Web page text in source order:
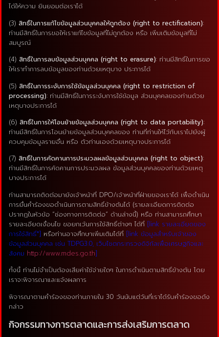
ได้ให้ความ ยินยอมต่อเราได้
(3) สิทธิ์ในการแก้ไขข้อมูลส่วนบุคคลให้ถูกต้อง (right to rectification):
ท่านมีสิทธิ์ในการขอให้เราแก้ไขข้อมูลที่ไม่ถูกต้อง หรือ เพิ่มเติมข้อมูลที่ไม่
สมบูรณ์
(4) สิทธิ์ในการลบข้อมูลส่วนบุคคล (right to erasure): ท่านมีสิทธิ์ในการขอ
ให้เราทำการลบข้อมูลของท่านด้วยเหตุบาง ประการได้
(5) สิทธิ์ในการระงับการใช้ข้อมูลส่วนบุคคล (right to restriction of
processing): ท่านมีสิทธิ์ในการระงับการใช้ข้อมูล ส่วนบุคคลของท่านด้วย
เหตุบางประการได้
(6) สิทธิ์ในการให้โอนย้ายข้อมูลส่วนบุคคล (right to data portability):
ท่านมีสิทธิ์ในการโอนย้ายข้อมูลส่วนบุคคลของ ท่านที่ท่านให้ไว้กับเราไปยังผู้
ควบคุมข้อมูลรายอื่น หรือ ตัวท่านเองด้วยเหตุบางประการได้
(7) สิทธิ์ในการคัดคานการประมวลผลข้อมูลส่วนบุคคล (right to object):
ท่านมีสิทธิ์ในการคัดคานการประมวลผล ข้อมูลส่วนบุคคลของท่านด้วยเหตุ
บางประการได้
ท่านสามารถติดต่อมายังเจ้าหน้าที่ DPO/เจ้าหน้าที่ฝ่ายของเราได้ เพื่อดำเนิน
การยื่นคำร้องขอดำเนินการตามสิทธิ์ข้างต้นได้ (รายละเอียดการติดต่อ
ปรากฏในหัวข้อ “ช่องทางการติดต่อ” ด้านล่างนี้) หรือ ท่านสามารถศึกษา
รายละเอียดเงื่อนไข ขอยกเว้นการใช้สิทธิ์ต่างๆ ได้ที่ [link รายละเอียดของ
การใช้สิทธิ์*] หรือท่านอาจศึกษาเพิ่มเติมได้ที่ [link ข้อมูลสำหรับเจ้าของ
ข้อมูลส่วนบุคคล เช่น TDPG3.0, เว็บไซตกระทรวงดิจิทัลเพื่อเศรษฐกิจและ
สังคม http://www.mdes.go.th]
ทั้งนี้ ท่านไม่จำเป็นต้องเสียค่าใช้จ่ายใดๆ ในการดำเนินตามสิทธิ์ข้างต้น โดย
เราจะพิจารณาและแจ้งผลการ
พิจารณาตามคำร้องของท่านภายใน 30 วันนับแต่วันที่เราได้รับคำร้องขอดัง
กล่าว
กิจกรรมทางการตลาดและการส่งเสริมการตลาด